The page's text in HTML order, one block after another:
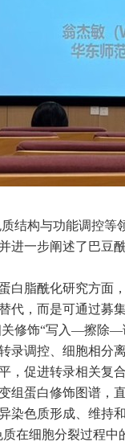
结构与功能调控
一步阐述了巴
白脂酰化研究方面
，而是可通过
修饰“写入—擦除—
调控、细胞相分
促进转录相关复
蛋白修饰图谱，
染色质形成、维持
在细胞分裂过程中